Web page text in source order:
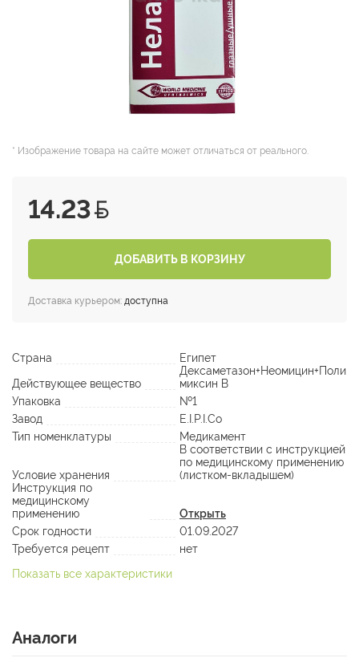
* Изображение товара на сайте может отличаться от реального.
14.23
ДОБАВИТЬ В КОРЗИНУ
Доставка курьером: доступна
Страна
Египет
Действующее вещество
Дексаметазон+Неомицин+Поли
миксин В
Упаковка
№1
Завод
E.I.P.I.Co
Тип номенклатуры
Медикамент
Условие хранения
В соответствии с инструкцией
по медицинскому применению
(листком-вкладышем)
Инструкция по
медицинскому
применению
Открыть
Срок годности
01.09.2027
Требуется рецепт
нет
Показать все характеристики
Аналоги